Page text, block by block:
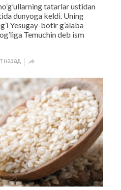
tatarlar ustidan
dunyoga keldi. Uning
Yesugay-botir g’alaba
Temuchin deb ism
назад 